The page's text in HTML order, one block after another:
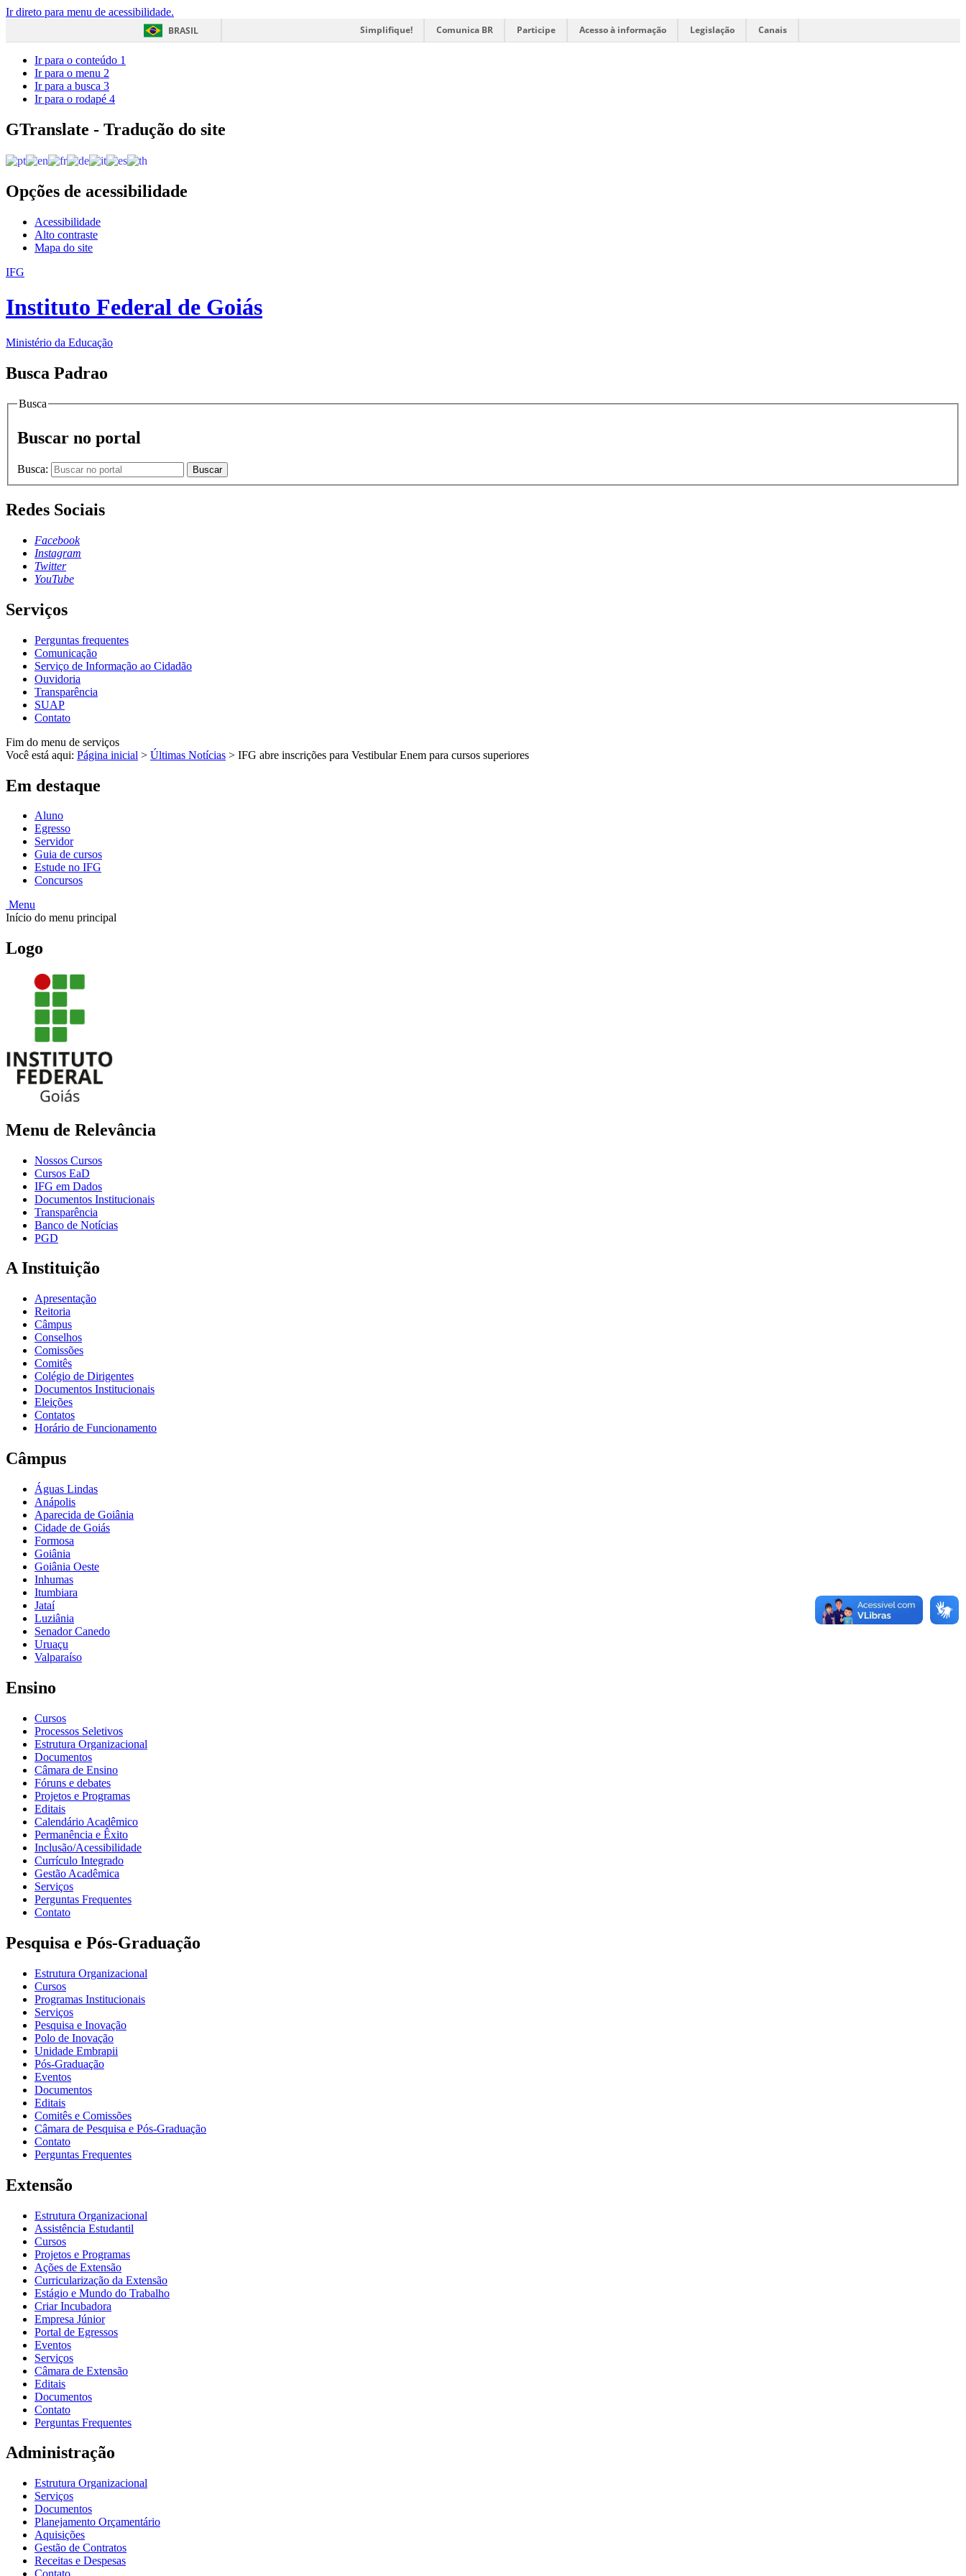
Ir direto para menu de acessibilidade.
BRASIL
Simplifique! Comunica BR Participe Acesso à informação Legislação Canais
Ir para o conteúdo 1
Ir para o menu 2
Ir para a busca 3
Ir para o rodapé 4
GTranslate - Tradução do site
Opções de acessibilidade
Acessibilidade
Alto contraste
Mapa do site
IFG
Instituto Federal de Goiás
Ministério da Educação
Busca Padrao
Busca
Buscar no portal
Busca: Buscar
Redes Sociais
Facebook
Instagram
Twitter
YouTube
Serviços
Perguntas frequentes
Comunicação
Serviço de Informação ao Cidadão
Ouvidoria
Transparência
SUAP
Contato
Fim do menu de serviços
Você está aqui: Página inicial > Últimas Notícias > IFG abre inscrições para Vestibular Enem para cursos superiores
Em destaque
Aluno
Egresso
Servidor
Guia de cursos
Estude no IFG
Concursos
Menu
Início do menu principal
Logo
Menu de Relevância
Nossos Cursos
Cursos EaD
IFG em Dados
Documentos Institucionais
Transparência
Banco de Notícias
PGD
A Instituição
Apresentação
Reitoria
Câmpus
Conselhos
Comissões
Comitês
Colégio de Dirigentes
Documentos Institucionais
Eleições
Contatos
Horário de Funcionamento
Câmpus
Águas Lindas
Anápolis
Aparecida de Goiânia
Cidade de Goiás
Formosa
Goiânia
Goiânia Oeste
Inhumas
Itumbiara
Jataí
Luziânia
Senador Canedo
Uruaçu
Valparaíso
Ensino
Cursos
Processos Seletivos
Estrutura Organizacional
Documentos
Câmara de Ensino
Fóruns e debates
Projetos e Programas
Editais
Calendário Acadêmico
Permanência e Êxito
Inclusão/Acessibilidade
Currículo Integrado
Gestão Acadêmica
Serviços
Perguntas Frequentes
Contato
Pesquisa e Pós-Graduação
Estrutura Organizacional
Cursos
Programas Institucionais
Serviços
Pesquisa e Inovação
Polo de Inovação
Unidade Embrapii
Pós-Graduação
Eventos
Documentos
Editais
Comitês e Comissões
Câmara de Pesquisa e Pós-Graduação
Contato
Perguntas Frequentes
Extensão
Estrutura Organizacional
Assistência Estudantil
Cursos
Projetos e Programas
Ações de Extensão
Curricularização da Extensão
Estágio e Mundo do Trabalho
Criar Incubadora
Empresa Júnior
Portal de Egressos
Eventos
Serviços
Câmara de Extensão
Editais
Documentos
Contato
Perguntas Frequentes
Administração
Estrutura Organizacional
Serviços
Documentos
Planejamento Orçamentário
Aquisições
Gestão de Contratos
Receitas e Despesas